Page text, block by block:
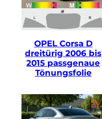
OPEL Corsa D
dreitürig 2006 bis
2015 passgenaue
Tönungsfolie